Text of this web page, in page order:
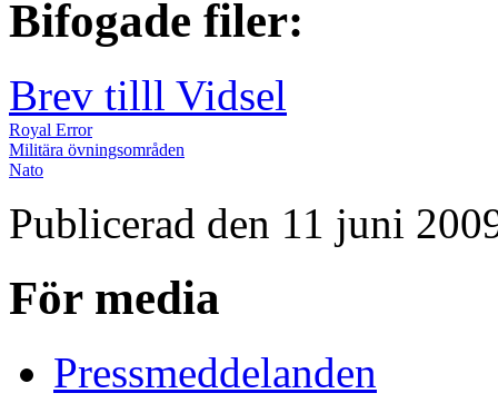
Bifogade filer:
Brev tilll Vidsel
Royal Error
Militära övningsområden
Nato
Publicerad den 11 juni
För media
Pressmeddelanden